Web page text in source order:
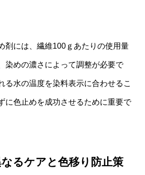
剤には、繊維100ｇあたりの使用量
染めの濃さによって調整が必要で
る水の温度を染料表示に合わせるこ
に色止めを成功させるために重要で
るケアと色移り防止策